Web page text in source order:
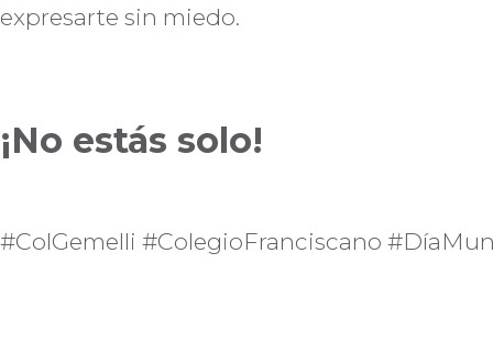
expresarte sin miedo.
¡No estás solo!
#ColGemelli #ColegioFranciscano